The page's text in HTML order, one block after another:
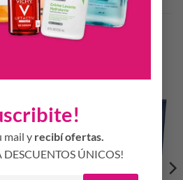
mail y recibí ofertas.
DESCUENTOS ÚNICOS!